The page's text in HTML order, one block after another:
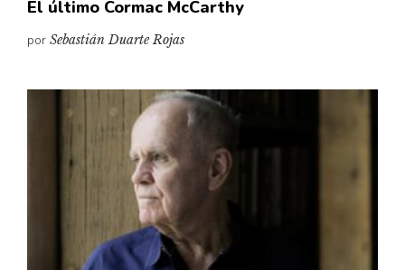
El último Cormac McCarthy
por Sebastián Duarte Rojas